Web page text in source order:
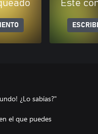
Este
¿Lo sabías?"
el que puedes